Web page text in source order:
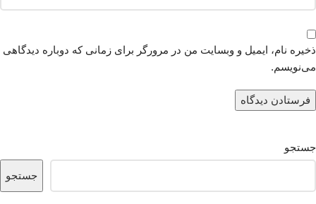
ذخیره نام، ایمیل و وبسایت من در مرورگر برای زمانی که دوباره دیدگاهی
می‌نویسم.
جستجو
جستجو